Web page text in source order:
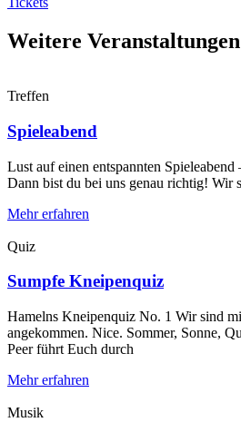
Weitere Veranstaltungen
Treffen
Spieleabend
Lust auf einen entspannten Spieleabend
Dann bist du bei uns genau richtig! Wir
Mehr erfahren
Quiz
Sumpfe Kneipenquiz
Hamelns Kneipenquiz No. 1 Wir sind
angekommen. Nice. Sommer, Sonne,
Peer führt Euch durch
Mehr erfahren
Musik